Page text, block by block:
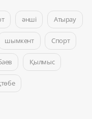
әнші Атырау
шымкент Спорт
Қылмыс